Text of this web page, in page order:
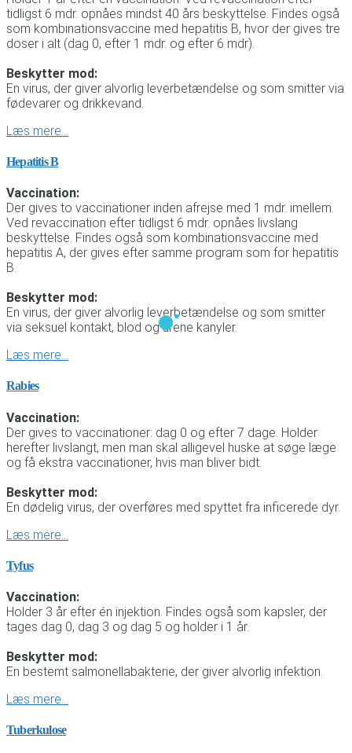
tidligst 6 mdr. opnåes mindst 40 års beskyttelse. Findes også
som kombinationsvaccine med hepatitis B, hvor der gives tre
doser i alt (dag 0, efter 1 mdr. og efter 6 mdr).
Beskytter mod:
En virus, der giver alvorlig leverbetændelse og som smitter via
fødevarer og drikkevand.
Læs mere…
Hepatitis B
Vaccination:
Der gives to vaccinationer inden afrejse med 1 mdr. imellem.
Ved revaccination efter tidligst 6 mdr. opnåes livslang
beskyttelse. Findes også som kombinationsvaccine med
hepatitis A, der gives efter samme program som for hepatitis
B.
Beskytter mod:
En virus, der giver alvorlig leverbetændelse og som smitter
via seksuel kontakt, blod og urene kanyler.
Læs mere…
Rabies
Vaccination:
Der gives to vaccinationer: dag 0 og efter 7 dage. Holder
herefter livslangt, men man skal alligevel huske at søge læge
og få ekstra vaccinationer, hvis man bliver bidt.
Beskytter mod:
En dødelig virus, der overføres med spyttet fra inficerede dyr.
Læs mere…
Tyfus
Vaccination:
Holder 3 år efter én injektion. Findes også som kapsler, der
tages dag 0, dag 3 og dag 5 og holder i 1 år.
Beskytter mod:
En bestemt salmonellabakterie, der giver alvorlig infektion.
Læs mere…
Tuberkulose